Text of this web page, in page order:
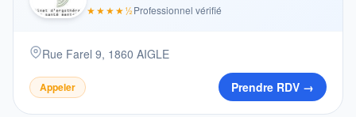
★★★★½Professionnel vérifié
Rue Farel 9, 1860 AIGLE
Appeler Prendre RDV →